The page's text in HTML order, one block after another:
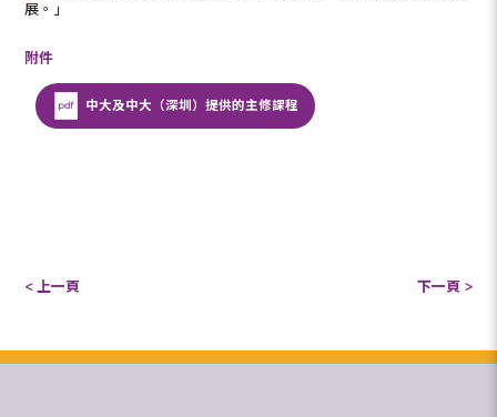
展。」
附件
中大及中大（深圳）提供的主修課程
< 上一頁 下一頁 >